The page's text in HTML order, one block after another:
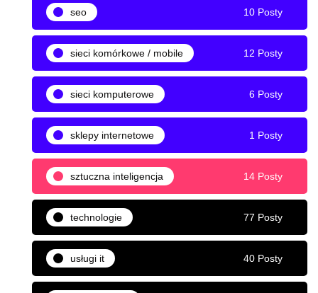
seo 10 Posty
sieci komórkowe / mobile 12 Posty
sieci komputerowe 6 Posty
sklepy internetowe 1 Posty
sztuczna inteligencja 14 Posty
technologie 77 Posty
usługi it 40 Posty